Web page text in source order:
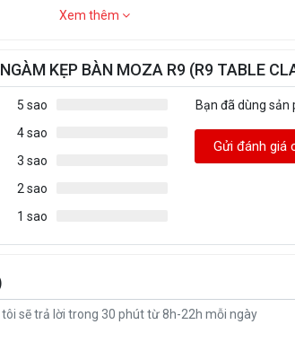
Xem thêm
KẸP BÀN MOZA R9 (R9 TABLE
5 sao
4 sao
3 sao
2 sao
1 sao
Bạn đã dùng sản
Gửi đánh giá